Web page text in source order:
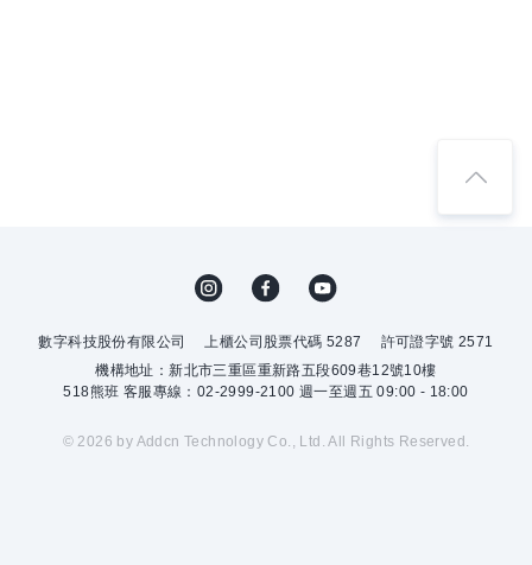
數字科技股份有限公司 上櫃公司股票代碼 5287
許可證字號 2571
機構地址：新北市三重區重新路五段609巷12號10樓
518熊班 客服專線：02-2999-2100 週一至週五 09:00 - 18:00
© 2026 by Addcn Technology Co., Ltd. All Rights Reserved.